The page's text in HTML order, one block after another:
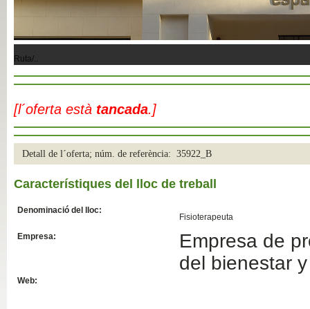
Ruta/..
[l´oferta està tancada.]
Detall de l´oferta; núm. de referència: 35922_B
Característiques del lloc de treball
Denominació del lloc:
Fisioterapeuta
Empresa:
Empresa de
del bienestar
Web: